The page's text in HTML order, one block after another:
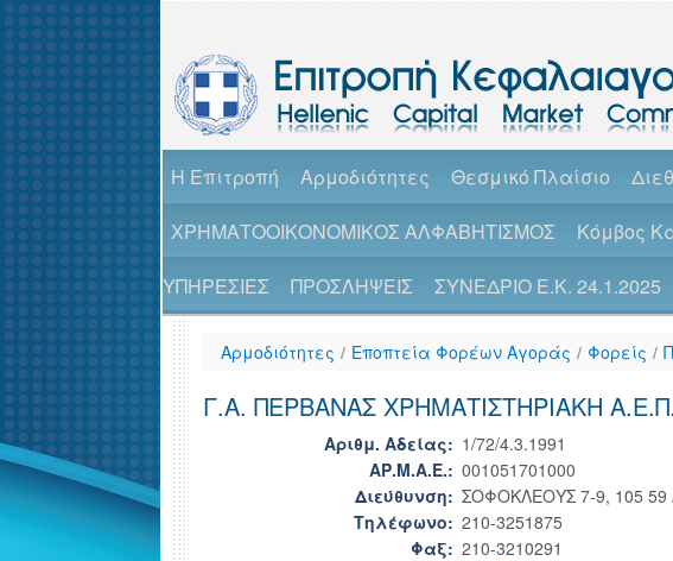
H Επιτροπή Αρμοδιότητες Θεσμικό Πλαίσιο
ΧΡΗΜΑΤΟΟΙΚΟΝΟΜΙΚΟΣ ΑΛΦΑΒΗΤΙΣΜΟΣ
Κόμβος
ΥΠΗΡΕΣΙΕΣ
ΠΡΟΣΛΗΨΕΙΣ ΣΥΝΕΔΡΙΟ Ε.Κ. 24.1.2025
Αρμοδιότητες / Εποπτεία Φορέων Αγοράς / Φορείς /
Γ.Α. ΠΕΡΒΑΝΑΣ ΧΡΗΜΑΤΙΣΤΗΡΙΑΚΗ
Αριθμ. Αδείας: 1/72/4.3.1991
ΑΡ.Μ.Α.Ε.: 001051701000
Διεύθυνση: ΣΟΦΟΚΛΕΟΥΣ 7-9, 105
Τηλέφωνο: 210-3251875
Φαξ: 210-3210291